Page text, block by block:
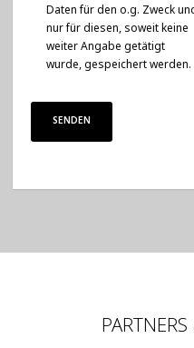
Daten für den o.g. Zweck
nur für diesen, soweit keine
weiter Angabe getätigt
wurde, gespeichert werden.